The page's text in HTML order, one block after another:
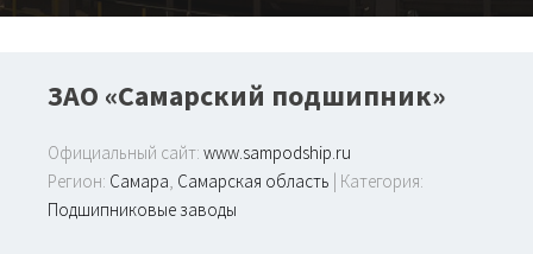
ЗАО «Самарский подшипник»
Официальный сайт: www.sampodship.ru
Регион: Самара, Самарская область | Категория:
Подшипниковые заводы